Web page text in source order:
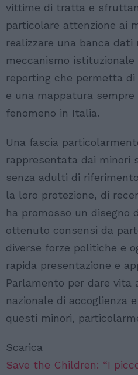
vittime di tratta e
particolare attenzione ai
realizzare una banca dati
meccanismo
reporting che permetta di
e una mappatura sempre
fenomeno in Italia.
Una fascia
rappresentata dai minori
senza adulti di
la loro protezione, di
ha promosso un disegno
ottenuto consensi da
diverse forze politiche e
rapida presentazione e
Parlamento per dare vita
nazionale di accoglienza
questi minori,
Scarica
Save the Children: “I